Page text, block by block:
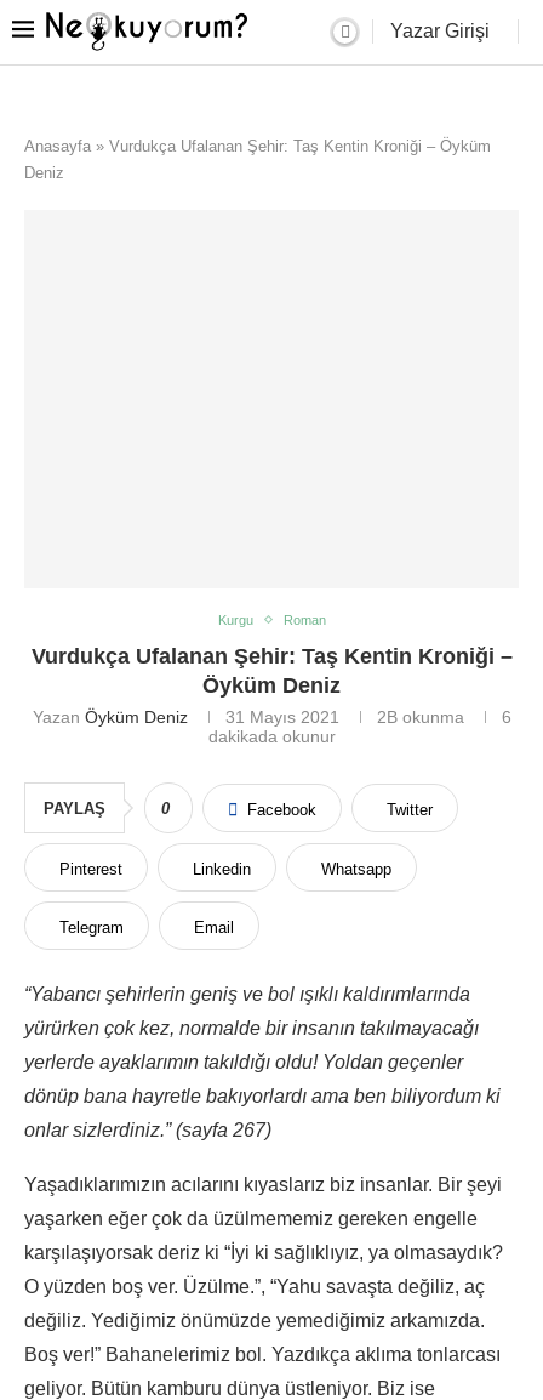
Yazar Girişi
Anasayfa » Vurdukça Ufalanan Şehir: Taş Kentin Kroniği – Öyküm
Deniz
Kurgu Roman
Vurdukça Ufalanan Şehir: Taş Kentin Kroniği –
Öyküm Deniz
Yazan Öyküm Deniz 31 Mayıs 2021 2Bokunma
6
dakikada okunur
PAYLAŞ 0 Facebook Twitter
Pinterest Linkedin Whatsapp
Telegram Email
“Yabancı şehirlerin geniş ve bol ışıklı kaldırımlarında
yürürken çok kez, normalde bir insanın takılmayacağı
yerlerde ayaklarımın takıldığı oldu! Yoldan geçenler
dönüp bana hayretle bakıyorlardı ama ben biliyordum ki
onlar sizlerdiniz.” (sayfa 267)
Yaşadıklarımızın acılarını kıyaslarız biz insanlar. Bir şeyi
yaşarken eğer çok da üzülmememiz gereken engelle
karşılaşıyorsak deriz ki “İyi ki sağlıklıyız, ya olmasaydık?
O yüzden boş ver. Üzülme.”, “Yahu savaşta değiliz, aç
değiliz. Yediğimiz önümüzde yemediğimiz arkamızda.
Boş ver!” Bahanelerimiz bol. Yazdıkça aklıma tonlarcası
geliyor. Bütün kamburu dünya üstleniyor. Biz ise